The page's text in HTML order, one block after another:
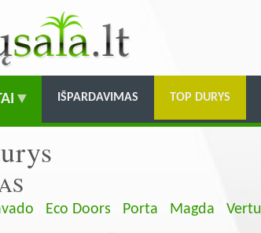
IŠPARDAVIMAS TOP DURYS
Eco Doors Porta Magda